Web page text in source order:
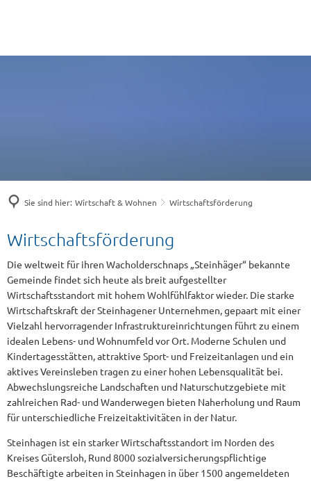
Sie sind hier: Wirtschaft & Wohnen Wirtschaftsförderung
Wirtschaftsförderung
Wirtschaftsförderung
Die weltweit für ihren Wacholderschnaps „Steinhäger“ bekannte
Gemeinde findet sich heute als breit aufgestellter
Wirtschaftsstandort mit hohem Wohlfühlfaktor wieder. Die starke
Wirtschaftskraft der Steinhagener Unternehmen, gepaart mit einer
Vielzahl hervorragender Infrastruktureinrichtungen führt zu einem
idealen Lebens- und Wohnumfeld vor Ort. Moderne Schulen und
Kindertagesstätten, attraktive Sport- und Freizeitanlagen und ein
aktives Vereinsleben tragen zu einer hohen Lebensqualität bei.
Abwechslungsreiche Landschaften und Naturschutzgebiete mit
zahlreichen Rad- und Wanderwegen bieten Naherholung und Raum
für unterschiedliche Freizeitaktivitäten in der Natur.
Steinhagen ist ein starker Wirtschaftsstandort im Norden des
Kreises Gütersloh, Rund 8000 sozialversicherungspflichtige
Beschäftigte arbeiten in Steinhagen in über 1500 angemeldeten